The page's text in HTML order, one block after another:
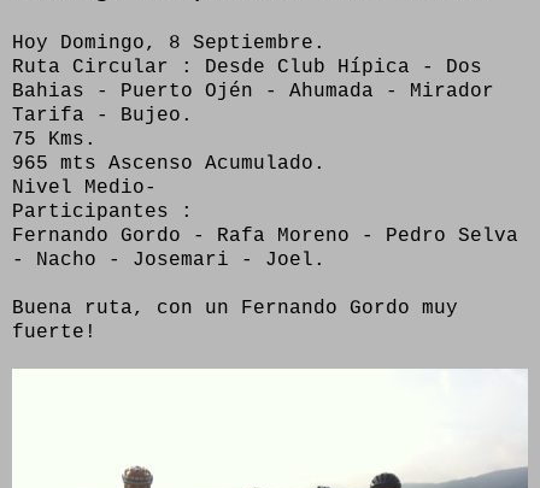
Hoy Domingo, 8 Septiembre.
Ruta Circular : Desde Club Hípica - Dos
Bahias - Puerto Ojén - Ahumada - Mirador
Tarifa - Bujeo.
75 Kms.
965 mts Ascenso Acumulado.
Nivel Medio-
Participantes :
Fernando Gordo - Rafa Moreno - Pedro Selva
- Nacho - Josemari - Joel.
Buena ruta, con un Fernando Gordo muy
fuerte!